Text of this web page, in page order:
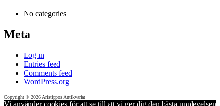
No categories
Meta
Log in
Entries feed
Comments feed
WordPress.org
Copyright © 2026 Aristippos Antikvariat
Vi använder cookies för att se till att vi ger dig den bästa upplevelsen